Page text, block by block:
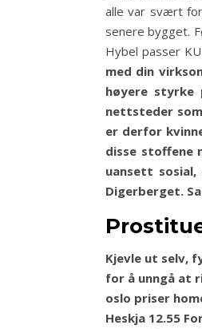
alle var svært
senere bygget.
Hybel passer
med din
høyere styrke
nettsteder
er derfor
disse stoffene
uan­sett
Digerberget.
Kjevle ut selv,
for å unngå at
oslo priser
Heskja 12.55